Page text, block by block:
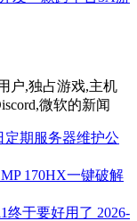
户,独占游戏,主机
微软的新闻
定期服务器维护公
170HX一键破解
终于要好用了 2026-